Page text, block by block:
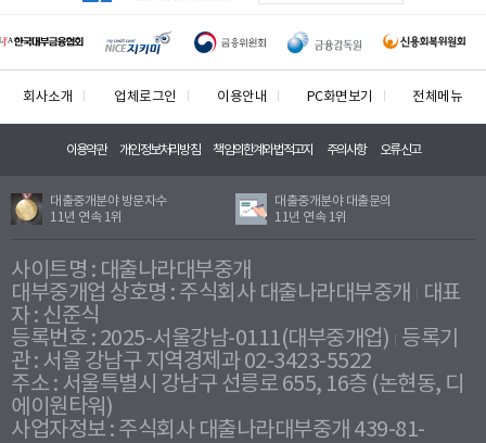
회사소개 업체로그인 이용안내 PC화면보기 전체메뉴
이용약관 개인정보처리방침 책임의한계와법적고지 주의사항 오류신고
대출중개분야 방문자수
11년 연속 1위
대출중개분야 대출문의
11년 연속 1위
사이트명 : 대출나라대부중개
대부중개업 상호명 : 주식회사 대출나라대부중개
대표
자 : 신준식
등록번호 : 2025-서울강남-0111(대부중개업) 등록기
관 : 서울 강남구 지역경제과 02-3423-5522
주소 : 서울특별시 강남구 선릉로 655, 16층 (논현동, 디
에이원타워)
사업자정보 : 주식회사 대출나라대부중개 439-81-